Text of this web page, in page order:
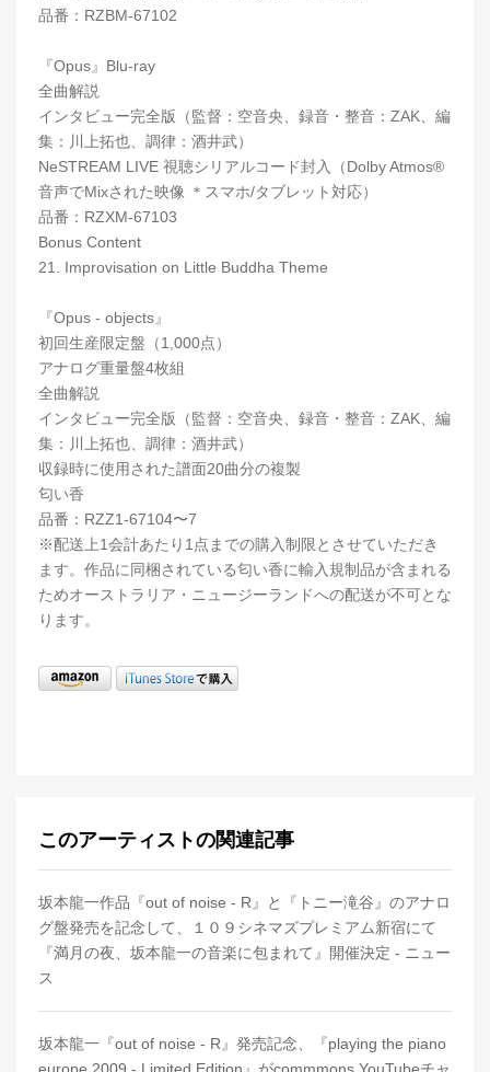
品番：RZBM-67102
『Opus』Blu-ray
全曲解説
インタビュー完全版（監督：空音央、録音・整音：ZAK、編
集：川上拓也、調律：酒井武）
NeSTREAM LIVE 視聴シリアルコード封入（Dolby Atmos®
音声でMixされた映像 ＊スマホ/タブレット対応）
品番：RZXM-67103
Bonus Content
21. Improvisation on Little Buddha Theme
『Opus - objects』
初回生産限定盤（1,000点）
アナログ重量盤4枚組
全曲解説
インタビュー完全版（監督：空音央、録音・整音：ZAK、編
集：川上拓也、調律：酒井武）
収録時に使用された譜面20曲分の複製
匂い香
品番：RZZ1-67104〜7
※配送上1会計あたり1点までの購入制限とさせていただき
ます。作品に同梱されている匂い香に輸入規制品が含まれる
ためオーストラリア・ニュージーランドへの配送が不可とな
ります。
このアーティストの関連記事
坂本龍一作品『out of noise - R』と『トニー滝谷』のアナロ
グ盤発売を記念して、１０９シネマズプレミアム新宿にて
『満月の夜、坂本龍一の音楽に包まれて』開催決定 - ニュー
ス
坂本龍一『out of noise - R』発売記念、『playing the piano